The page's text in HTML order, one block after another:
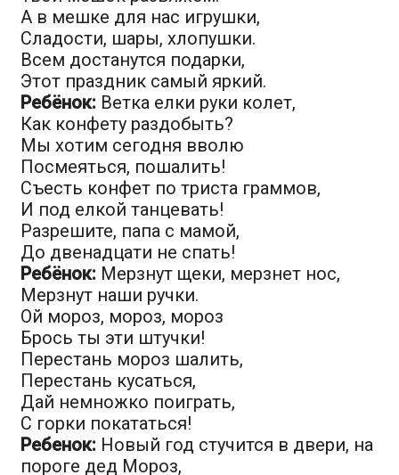
А в мешке для нас игрушки,
Сладости, шары, хлопушки.
Всем достанутся подарки,
Этот праздник самый яркий.
Ребёнок: Ветка елки руки колет,
Как конфету раздобыть?
Мы хотим сегодня вволю
Посмеяться, пошалить!
Съесть конфет по триста граммов,
И под елкой танцевать!
Разрешите, папа с мамой,
До двенадцати не спать!
Ребёнок: Мерзнут щеки, мерзнет нос,
Мерзнут наши ручки.
Ой мороз, мороз, мороз
Брось ты эти штучки!
Перестань мороз шалить,
Перестань кусаться,
Дай немножко поиграть,
С горки покататься!
Ребенок: Новый год стучится в двери, на
пороге дед Мороз,